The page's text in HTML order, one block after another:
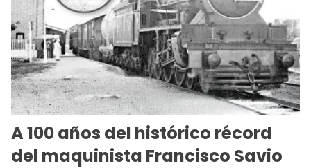
A 100 años del histórico récord
del maquinista Francisco Savio